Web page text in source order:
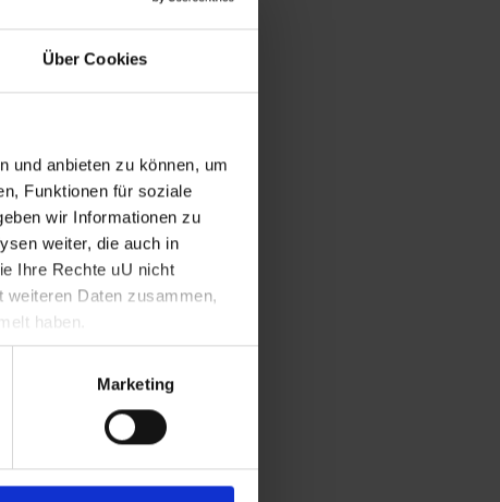
Über Cookies
und anbieten zu können, um
Funktionen für soziale
wir Informationen zu
weiter, die auch in
Ihre Rechte uU nicht
Daten zusammen,
haben.
Marketing
Friedrich III.